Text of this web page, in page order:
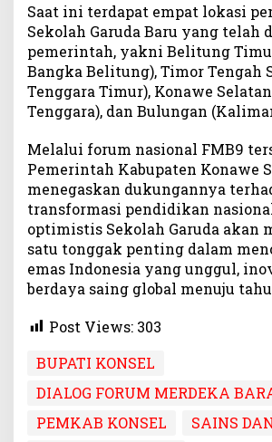
Saat ini terdapat empat lokasi
Sekolah Garuda Baru yang telah
pemerintah, yakni Belitung
Bangka Belitung), Timor Tengah
Tenggara Timur), Konawe
Tenggara), dan Bulungan
Melalui forum nasional FMB9
Pemerintah Kabupaten Konawe
menegaskan dukungannya
transformasi pendidikan
optimistis Sekolah Garuda akan
satu tonggak penting dalam
emas Indonesia yang unggul,
berdaya saing global menuju
Post Views: 303
BUPATI KONSEL
DIALOG FORUM MERDEKA
PEMKAB KONSEL
SAINS